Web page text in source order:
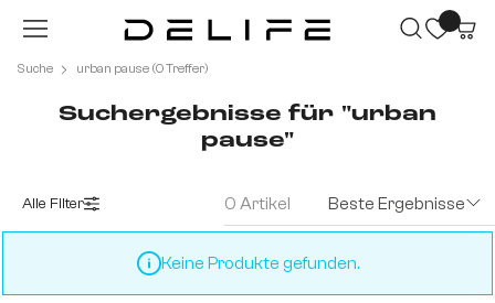
Zum Hauptinhalt springen
Suche urban pause (0 Treffer)
Suchergebnisse für "urban
pause"
Alle Filter 0 Artikel Beste Ergebnisse
Keine Produkte gefunden.